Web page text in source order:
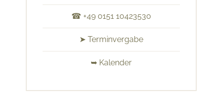
☎ +49 0151 10423530
➤ Terminvergabe
➥ Kalender